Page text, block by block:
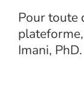
Pour toute
Imani, PhD.